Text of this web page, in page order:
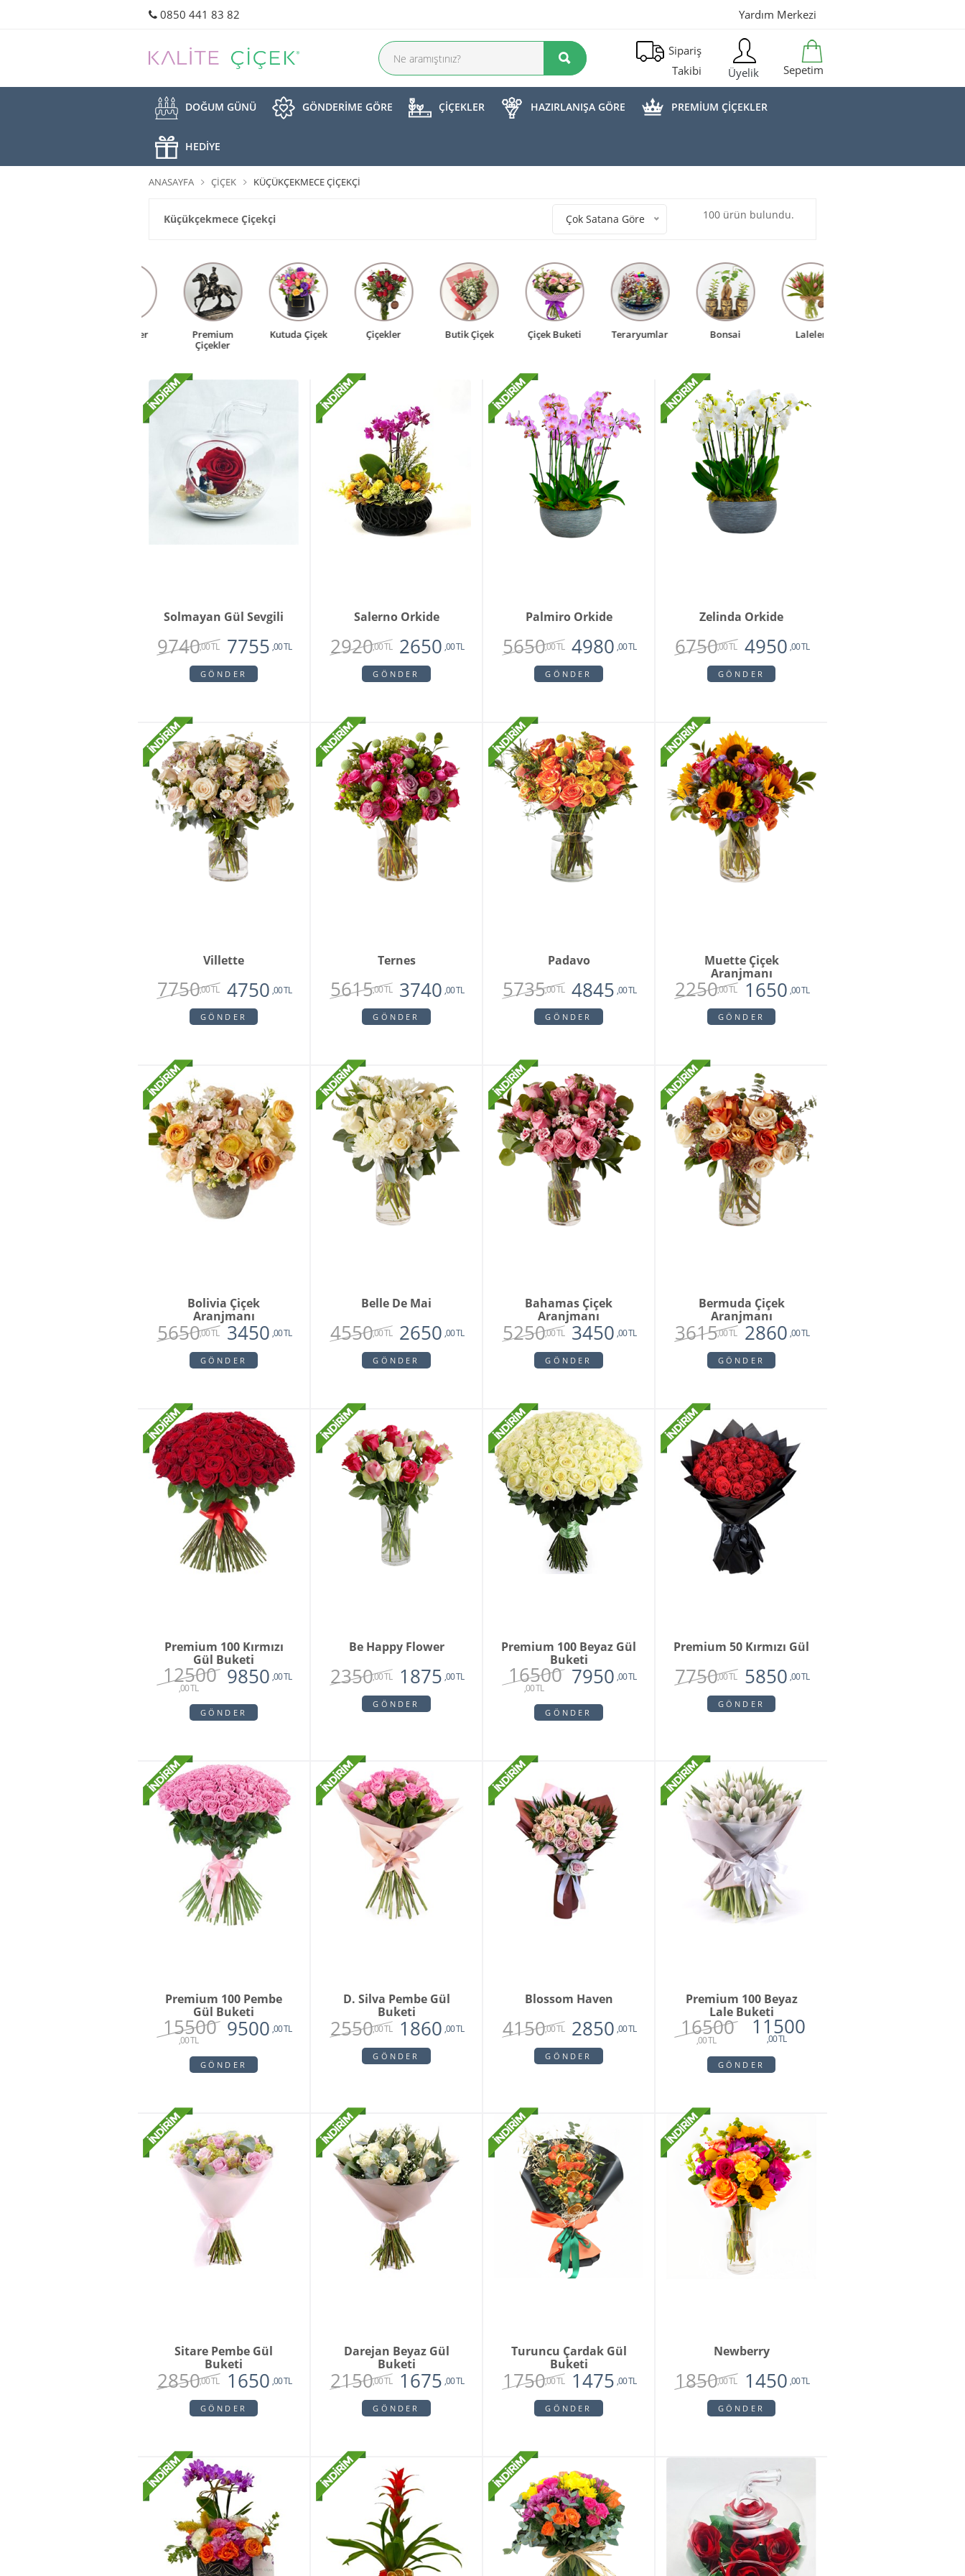
0850 441 83 82 Yardım Merkezi
Sipariş
Takibi
Üyelik Sepetim
DOĞUM GÜNÜ GÖNDERİME GÖRE ÇİÇEKLER HAZIRLANIŞA GÖRE PREMİUM ÇİÇEKLER
HEDİYE
ANASAYFA ÇIÇEK KÜÇÜKÇEKMECE ÇIÇEKÇI
Küçükçekmece Çiçekçi Çok Satana Göre 100 ürün bulundu.
Kutuda Çiçek Çiçekler Butik Çiçek Çiçek Buketi Teraryumlar Bonsai Laleler Solmayan Gül
Solmayan Gül Sevgili
9740,00 TL 7755 ,00 TL
GÖNDER
Salerno Orkide
2920,00 TL 2650 ,00 TL
GÖNDER
Palmiro Orkide
5650,00 TL 4980 ,00 TL
GÖNDER
Zelinda Orkide
6750,00 TL 4950 ,00 TL
GÖNDER
Villette
7750,00 TL 4750 ,00 TL
GÖNDER
Ternes
5615,00 TL 3740 ,00 TL
GÖNDER
Padavo
5735,00 TL 4845 ,00 TL
GÖNDER
Muette Çiçek
Aranjmanı
2250,00 TL 1650 ,00 TL
GÖNDER
Bolivia Çiçek
Aranjmanı
5650,00 TL 3450 ,00 TL
GÖNDER
Belle De Mai
4550,00 TL 2650 ,00 TL
GÖNDER
Bahamas Çiçek
Aranjmanı
5250,00 TL 3450 ,00 TL
GÖNDER
Bermuda Çiçek
Aranjmanı
3615,00 TL 2860 ,00 TL
GÖNDER
Premium 100 Kırmızı
Gül Buketi
12500
,00 TL 9850 ,00 TL
GÖNDER
Be Happy Flower
2350,00 TL 1875 ,00 TL
GÖNDER
Premium 100 Beyaz Gül
Buketi
16500
,00 TL 7950 ,00 TL
GÖNDER
Premium 50 Kırmızı Gül
7750,00 TL 5850 ,00 TL
GÖNDER
Premium 100 Pembe
Gül Buketi
15500
,00 TL 9500 ,00 TL
GÖNDER
D. Silva Pembe Gül
Buketi
2550,00 TL 1860 ,00 TL
GÖNDER
Blossom Haven
4150,00 TL 2850 ,00 TL
GÖNDER
Premium 100 Beyaz
Lale Buketi
16500
,00 TL
11500
,00 TL
GÖNDER
Sitare Pembe Gül
Buketi
2850,00 TL 1650 ,00 TL
GÖNDER
Darejan Beyaz Gül
Buketi
2150,00 TL 1675 ,00 TL
GÖNDER
Turuncu Çardak Gül
Buketi
1750,00 TL 1475 ,00 TL
GÖNDER
Newberry
1850,00 TL 1450 ,00 TL
GÖNDER